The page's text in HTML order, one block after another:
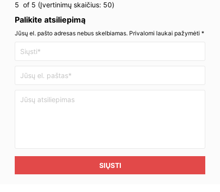
5 of 5 (Įvertinimų skaičius: 50)
Palikite atsiliepimą
Jūsų el. pašto adresas nebus skelbiamas. Privalomi laukai pažymėti *
SIŲSTI